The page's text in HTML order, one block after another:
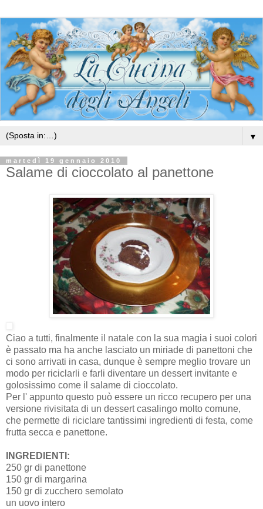
▼
martedì 19 gennaio 2010
Salame di cioccolato al panettone
Ciao a tutti, finalmente il natale con la sua magia i suoi colori
è passato ma ha anche lasciato un miriade di panettoni che
ci sono arrivati in casa, dunque è sempre meglio trovare un
modo per riciclarli e farli diventare un dessert invitante e
golosissimo come il salame di cioccolato.
Per l' appunto questo può essere un ricco recupero per una
versione rivisitata di un dessert casalingo molto comune,
che permette di riciclare tantissimi ingredienti di festa, come
frutta secca e panettone.
INGREDIENTI:
250 gr di panettone
150 gr di margarina
150 gr di zucchero semolato
un uovo intero